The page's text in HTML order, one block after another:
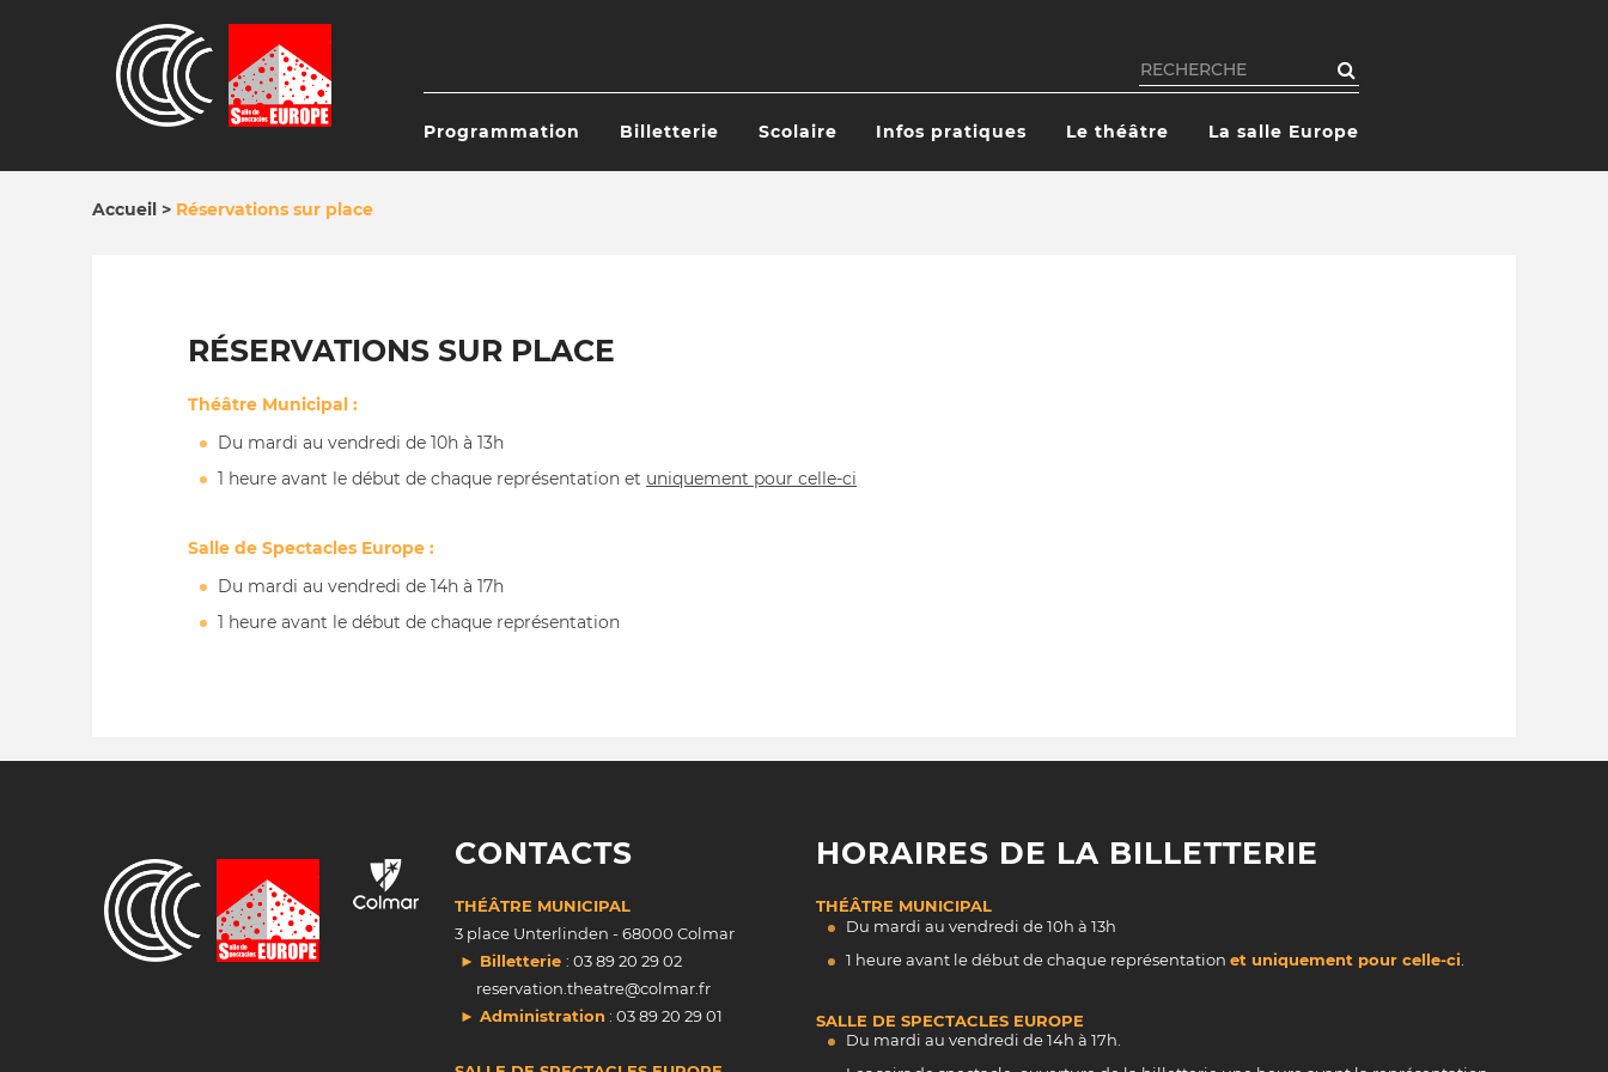
Rechercher
Programmation Billetterie Scolaire Infos pratiques Le théâtre La salle Europe
Accueil Réservations sur place
RÉSERVATIONS SUR PLACE
Théâtre Municipal :
Du mardi au vendredi de 10h à 13h
1 heure avant le début de chaque représentation et uniquement pour celle-ci
Salle de Spectacles Europe :
Du mardi au vendredi de 14h à 17h
1 heure avant le début de chaque représentation
CONTACTS
THÉÂTRE MUNICIPAL
3 place Unterlinden - 68000 Colmar
► Billetterie : 03 89 20 29 02
reservation.theatre@colmar.fr
► Administration : 03 89 20 29 01
HORAIRES DE LA BILLETTERIE
THÉÂTRE MUNICIPAL
Du mardi au vendredi de 10h à 13h
1 heure avant le début de chaque représentation et uniquement pour celle-ci
SALLE DE SPECTACLES EUROPE
Du mardi au vendredi de 14h à 17h.